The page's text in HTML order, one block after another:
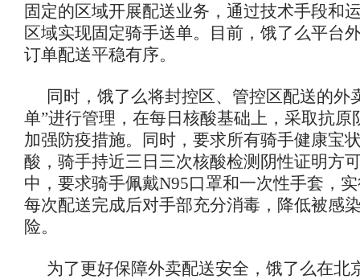
固定的区域开展配送业务，通过技术手段和
区域实现固定骑手送单。目前，饿了么平台
订单配送平稳有序。
同时，饿了么将封控区、管控区配送的外
单”进行管理，在每日核酸基础上，采取抗原
加强防疫措施。同时，要求所有骑手健康宝
酸，骑手持近三日三次核酸检测阴性证明方
中，要求骑手佩戴N95口罩和一次性手套，
每次配送完成后对手部充分消毒，降低被感
险。
为了更好保障外卖配送安全，饿了么在北